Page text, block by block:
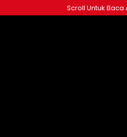
ke
Scroll Untuk Baca